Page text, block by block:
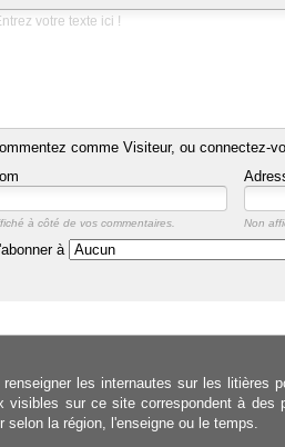
comme Visiteur, ou connectez-
à côté de vos commentaires. Non
à
les internautes sur les litières
visibles sur ce site correspondent à
la région, l'enseigne ou le temps.